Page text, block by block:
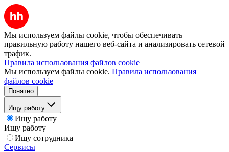
Мы используем файлы cookie, чтобы обеспечивать
правильную работу нашего веб-сайта и анализировать сетевой
трафик.
Правила использования файлов cookie
Мы используем файлы cookie. Правила использования
файлов cookie
Понятно
Ищу работу
Ищу работу
Ищу работу
Ищу сотрудника
Сервисы